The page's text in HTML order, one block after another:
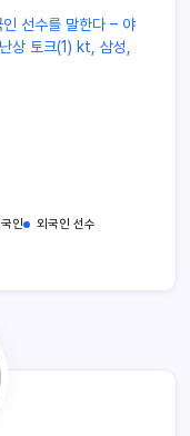
선수를 말한다 – 야
상 토크(1) kt, 삼성,
인
외국인 선수